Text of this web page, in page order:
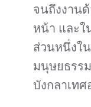
จนถึงงาน
หน้า และใ
ส่วนหนึ่งใ
มนุษยธรร
บังกลาเทศ